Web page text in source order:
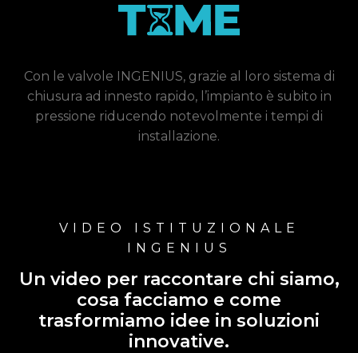
Con le valvole INGENIUS, grazie al loro sistema di
chiusura ad innesto rapido, l’impianto è subito in
pressione riducendo notevolmente i tempi di
installazione.
VIDEO ISTITUZIONALE
INGENIUS
Un video per raccontare chi siamo,
cosa facciamo e come
trasformiamo idee in soluzioni
innovative.